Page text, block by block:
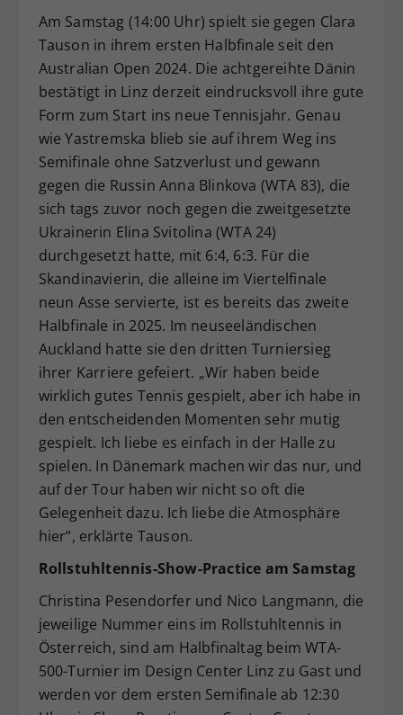
Am Samstag (14:00 Uhr) spielt sie gegen Clara
Tauson in ihrem ersten Halbfinale seit den
Australian Open 2024. Die achtgereihte Dänin
bestätigt in Linz derzeit eindrucksvoll ihre gute
Form zum Start ins neue Tennisjahr. Genau
wie Yastremska blieb sie auf ihrem Weg ins
Semifinale ohne Satzverlust und gewann
gegen die Russin Anna Blinkova (WTA 83), die
sich tags zuvor noch gegen die zweitgesetzte
Ukrainerin Elina Svitolina (WTA 24)
durchgesetzt hatte, mit 6:4, 6:3. Für die
Skandinavierin, die alleine im Viertelfinale
neun Asse servierte, ist es bereits das zweite
Halbfinale in 2025. Im neuseeländischen
Auckland hatte sie den dritten Turniersieg
ihrer Karriere gefeiert. „Wir haben beide
wirklich gutes Tennis gespielt, aber ich habe in
den entscheidenden Momenten sehr mutig
gespielt. Ich liebe es einfach in der Halle zu
spielen. In Dänemark machen wir das nur, und
auf der Tour haben wir nicht so oft die
Gelegenheit dazu. Ich liebe die Atmosphäre
hier“, erklärte Tauson.
Rollstuhltennis-Show-Practice am Samstag
Christina Pesendorfer und Nico Langmann, die
jeweilige Nummer eins im Rollstuhltennis in
Österreich, sind am Halbfinaltag beim WTA-
500-Turnier im Design Center Linz zu Gast und
werden vor dem ersten Semifinale ab 12:30